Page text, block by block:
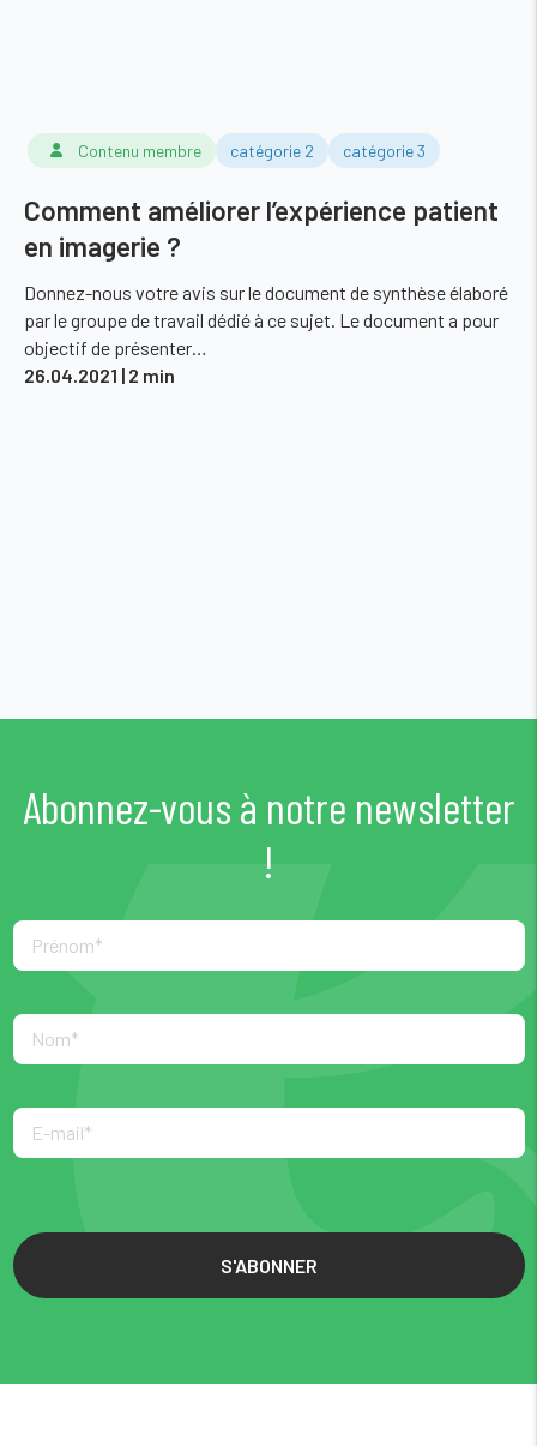
Contenu membre catégorie 2 catégorie 3
Comment améliorer l’expérience patient
en imagerie ?
Donnez-nous votre avis sur le document de synthèse élaboré
par le groupe de travail dédié à ce sujet. Le document a pour
objectif de présenter…
26.04.2021 | 2 min
Abonnez-vous à notre newsletter
!
S'ABONNER